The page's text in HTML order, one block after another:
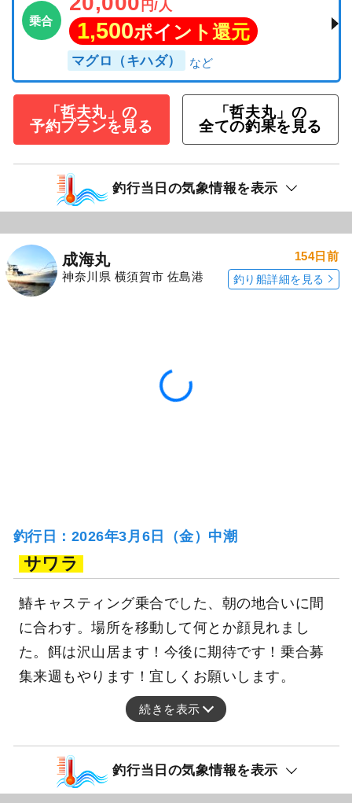
乗合
円/人
1,500ポイント還元
マグロ（キハダ）
「哲夫丸」の
予約プランを見る
「哲夫丸」の
全ての釣果を見る
釣行当日の気象情報を表示
成海丸
神奈川県 横須賀市 佐島港
154日前
釣り船詳細を見る
釣行日：2026年3月6日（金）中潮
サワラ
鰆キャスティング乗合でした、朝の地合いに間
に合わす。場所を移動して何とか顔見れまし
た。餌は沢山居ます！今後に期待です！乗合募
集来週もやります！宜しくお願いします。
続きを表示
釣行当日の気象情報を表示